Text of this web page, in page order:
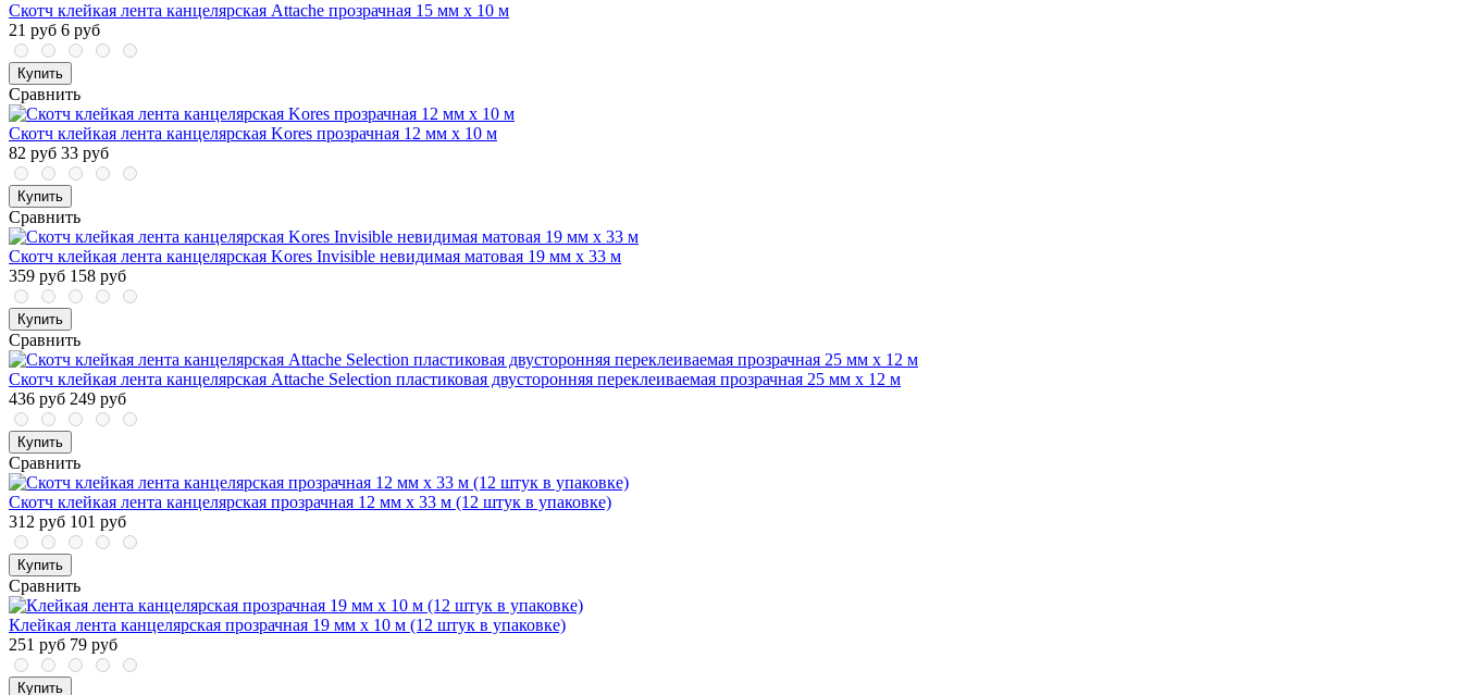
Скотч клейкая лента канцелярская Attache прозрачная 15 мм х 10 м
21 руб 6 руб
Купить
Сравнить
Скотч клейкая лента канцелярская Kores прозрачная 12 мм х 10 м
82 руб 33 руб
Купить
Сравнить
Скотч клейкая лента канцелярская Kores Invisible невидимая матовая 19 мм х 33 м
359 руб 158 руб
Купить
Сравнить
Скотч клейкая лента канцелярская Attache Selection пластиковая двусторонняя переклеиваемая прозрачная 25 мм x 12 м
436 руб 249 руб
Купить
Сравнить
Скотч клейкая лента канцелярская прозрачная 12 мм х 33 м (12 штук в упаковке)
312 руб 101 руб
Купить
Сравнить
Клейкая лента канцелярская прозрачная 19 мм х 10 м (12 штук в упаковке)
251 руб 79 руб
Купить